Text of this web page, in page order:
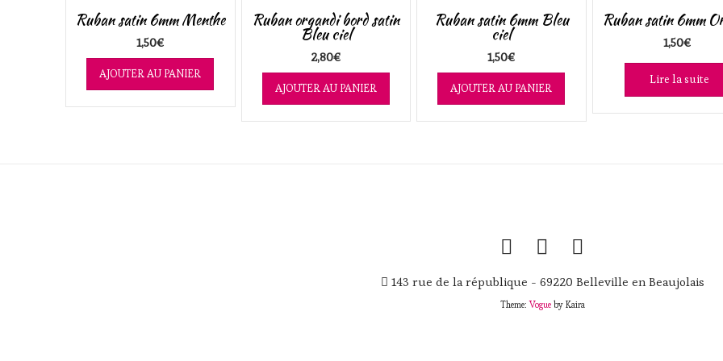
Ruban satin 6mm Menthe
1,50€
AJOUTER AU PANIER
Ruban organdi bord satin
Bleu ciel
2,80€
AJOUTER AU PANIER
Ruban satin 6mm Bleu
ciel
1,50€
AJOUTER AU PANIER
Ruban satin 6mm
1,50€
Lire la suite
143 rue de la république - 69220 Belleville en Beaujolais
Theme:Vogueby Kaira